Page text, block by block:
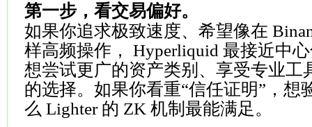
第一步，看交易偏好。
如果你追求极致速度、希望像在
样高频操作， Hyperliquid 最接近中
想尝试更广的资产类别、享受专业工
的选择。如果你看重“信任证明”，想
么 Lighter 的 ZK 机制最能满足。